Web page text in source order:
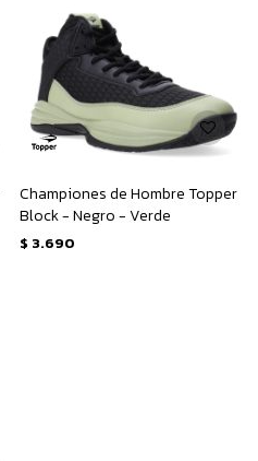
Championes de Hombre Topper
Block - Negro - Verde
$ 3.690